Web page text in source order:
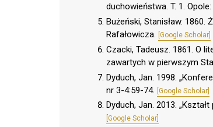
duchowieństwa. T. 1.
Bużeński, Stanisław. 1860.
Rafałowicza. [Google Scholar]
Czacki, Tadeusz. 1861. O
zawartych w pierwszym
Dyduch, Jan. 1998.
nr 3-4:59-74. [Google Scholar]
Dyduch, Jan. 2013.
[Google Scholar]